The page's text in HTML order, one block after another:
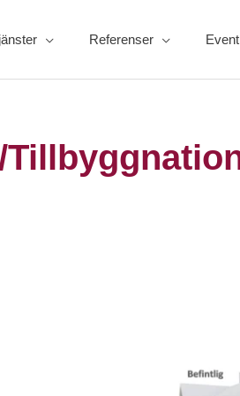
Referenser Event